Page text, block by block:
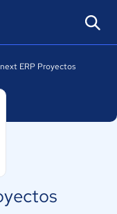
ERP Proyectos